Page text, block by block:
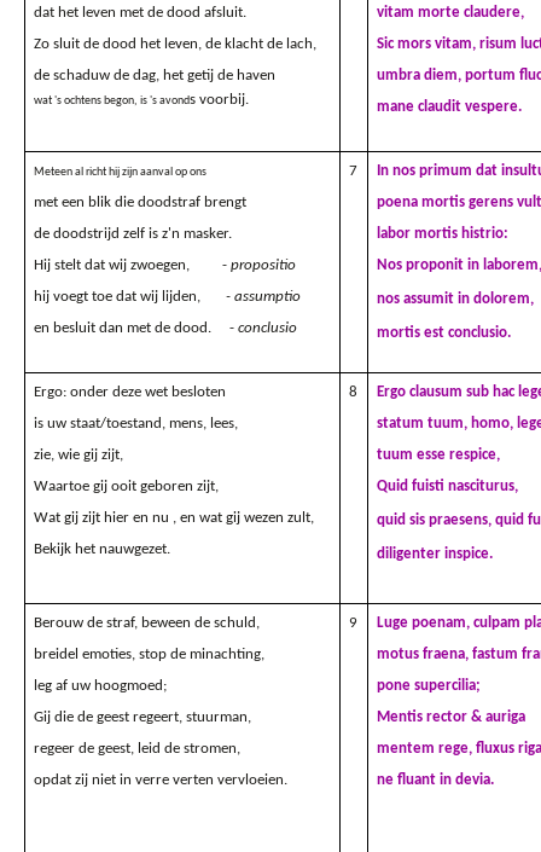
dat het leven met de dood afsluit.
Zo sluit de dood het leven, de klacht de lach,
de schaduw de dag, het getij de haven
wat 's ochtens begon, is 's avonds voorbij.
vitam morte claudere,
Sic mors vitam, risum
umbra diem, portum
mane claudit vespere.
Meteen al richt hij zijn aanval op ons
met een blik die doodstraf brengt
de doodstrijd zelf is z'n masker.
Hij stelt dat wij zwoegen, -propositio
hij voegt toe dat wij lijden,- assumptio
en besluit dan met de dood. -conclusio
7
In nos primum dat
poena mortis gerens
labor mortis histrio:
Nos proponit in
nos assumit in dolorem,
mortis est conclusio.
Ergo: onder deze wet besloten
is uw staat/toestand, mens, lees,
zie, wie gij zijt,
Waartoe gij ooit geboren zijt,
Wat gij zijt hier en nu , en wat gij wezen zult,
Bekijk het nauwgezet.
8
Ergo clausum sub hac
statum tuum, homo,
tuum esse respice,
Quid fuisti nasciturus,
quid sis praesens, quid
diligenter inspice.
Berouw de straf, beween de schuld,
breidel emoties, stop de minachting,
leg af uw hoogmoed;
Gij die de geest regeert, stuurman,
regeer de geest, leid de stromen,
opdat zij niet in verre verten vervloeien.
9
Luge poenam, culpam
motus fraena, fastum
pone supercilia;
Mentis rector & auriga
mentem rege, fluxus
ne fluant in devia.